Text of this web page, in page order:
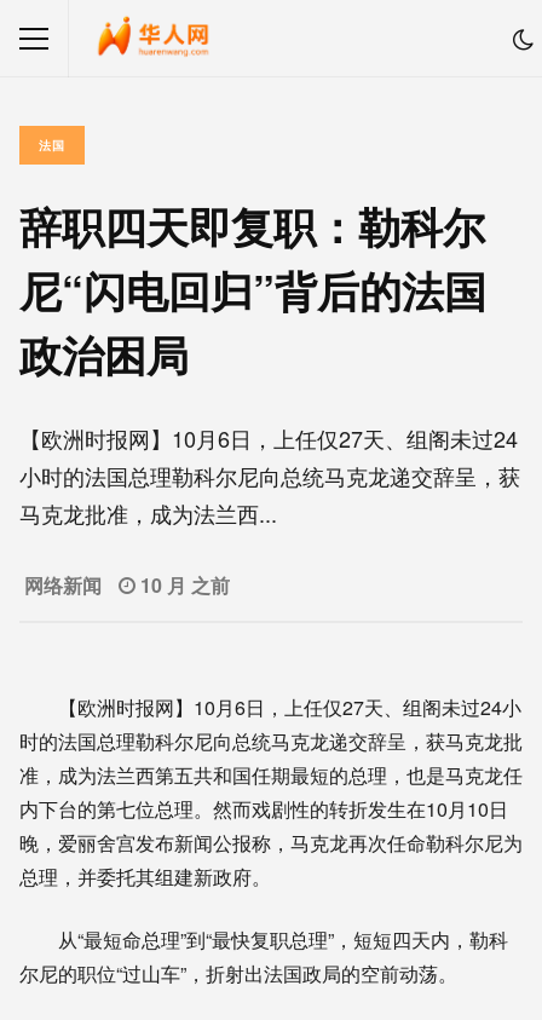
法国
辞职四天即复职：勒科尔
尼“闪电回归”背后的法国
政治困局
【欧洲时报网】10月6日，上任仅27天、组阁未过24
小时的法国总理勒科尔尼向总统马克龙递交辞呈，获
马克龙批准，成为法兰西...
网络新闻 10 月 之前
【欧洲时报网】10月6日，上任仅27天、组阁未过24小
时的法国总理勒科尔尼向总统马克龙递交辞呈，获马克龙批
准，成为法兰西第五共和国任期最短的总理，也是马克龙任
内下台的第七位总理。 然而戏剧性的转折发生在10月10日
晚，爱丽舍宫发布新闻公报称，马克龙再次任命勒科尔尼为
总理，并委托其组建新政府。
从“最短命总理”到“最快复职总理”，短短四天内，勒科
尔尼的职位“过山车”，折射出法国政局的空前动荡。